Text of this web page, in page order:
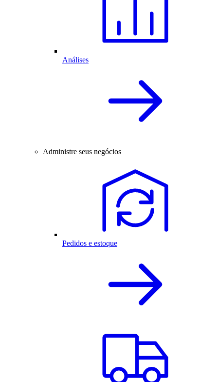
Análises
Administre seus negócios
Pedidos e estoque